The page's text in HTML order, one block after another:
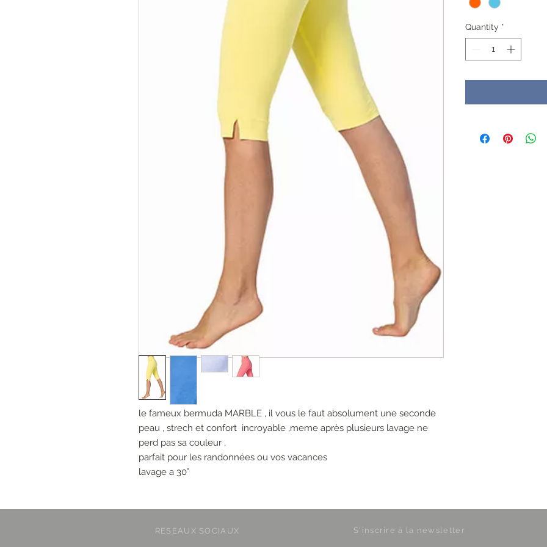
le fameux bermuda MARBLE , il vous le faut absolument une seconde
peau , strech et confort incroyable ,meme après plusieurs lavage ne
perd pas sa couleur ,
parfait pour les randonnées ou vos vacances
lavage a 30°
Quantity *
RESEAUX SOCIAUX S'inscrire à la newsletter